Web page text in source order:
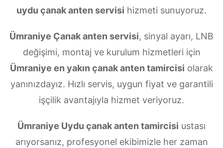
uydu çanak anten servisi hizmeti sunuyoruz.
Ümraniye Çanak anten servisi, sinyal ayarı, LNB
değişimi, montaj ve kurulum hizmetleri için
Ümraniye en yakın çanak anten tamircisi olarak
yanınızdayız. Hızlı servis, uygun fiyat ve garantili
işçilik avantajıyla hizmet veriyoruz.
Ümraniye Uydu çanak anten tamircisi ustası
arıyorsanız, profesyonel ekibimizle her zaman